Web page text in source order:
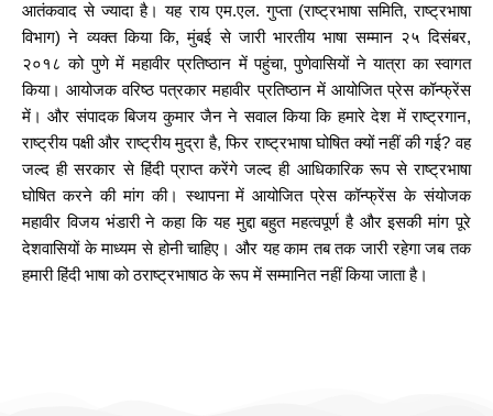
आतंकवाद से ज्यादा है। यह राय एम.एल. गुप्ता (राष्ट्रभाषा समिति, राष्ट्रभाषा
विभाग) ने व्यक्त किया कि, मुंबई से जारी भारतीय भाषा सम्मान २५ दिसंबर,
२०१८ को पुणे में महावीर प्रतिष्ठान में पहुंचा, पुणेवासियों ने यात्रा का स्वागत
किया। आयोजक वरिष्ठ पत्रकार महावीर प्रतिष्ठान में आयोजित प्रेस कॉन्फ्रेंस
में। और संपादक बिजय कुमार जैन ने सवाल किया कि हमारे देश में राष्ट्रगान,
राष्ट्रीय पक्षी और राष्ट्रीय मुद्रा है, फिर राष्ट्रभाषा घोषित क्यों नहीं की गई? वह
जल्द ही सरकार से हिंदी प्राप्त करेंगे जल्द ही आधिकारिक रूप से राष्ट्रभाषा
घोषित करने की मांग की। स्थापना में आयोजित प्रेस कॉन्फ्रेंस के संयोजक
महावीर विजय भंडारी ने कहा कि यह मुद्दा बहुत महत्वपूर्ण है और इसकी मांग पूरे
देशवासियों के माध्यम से होनी चाहिए। और यह काम तब तक जारी रहेगा जब तक
हमारी हिंदी भाषा को ठराष्ट्रभाषाठ के रूप में सम्मानित नहीं किया जाता है।